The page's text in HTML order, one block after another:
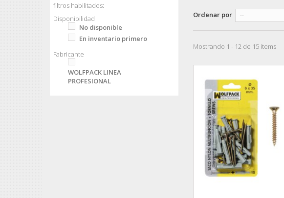
filtros habilitados:
Disponibilidad
No disponible
En inventario primero
Fabricante
WOLFPACK LINEA
PROFESIONAL
Ordenar por --
Mostrando 1 - 12 de 15 items